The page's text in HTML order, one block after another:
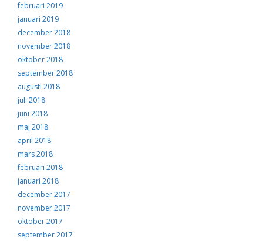
februari 2019
januari 2019
december 2018
november 2018
oktober 2018
september 2018
augusti 2018
juli 2018
juni 2018
maj 2018
april 2018
mars 2018
februari 2018
januari 2018
december 2017
november 2017
oktober 2017
september 2017